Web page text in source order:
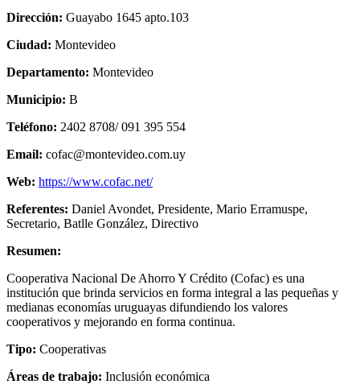
Dirección: Guayabo 1645 apto.103
Ciudad: Montevideo
Departamento: Montevideo
Municipio: B
Teléfono: 2402 8708/ 091 395 554
Email: cofac@montevideo.com.uy
Web: https://www.cofac.net/
Referentes: Daniel Avondet, Presidente, Mario Erramuspe,
Secretario, Batlle González, Directivo
Resumen:
Cooperativa Nacional De Ahorro Y Crédito (Cofac) es una
institución que brinda servicios en forma integral a las pequeñas y
medianas economías uruguayas difundiendo los valores
cooperativos y mejorando en forma continua.
Tipo: Cooperativas
Áreas de trabajo: Inclusión económica